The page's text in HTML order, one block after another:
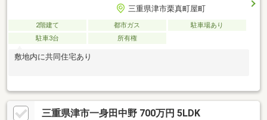
三重県津市栗真町屋町
2階建て 都市ガス
駐車場あり
駐車3台
所有権
敷地内に共同住宅あり
三重県津市一身田中野 700万円 5LDK